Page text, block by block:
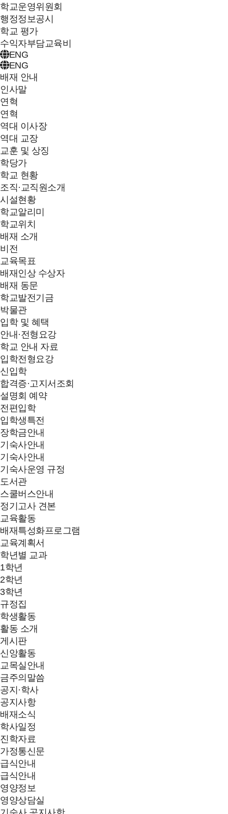
학교운영위원회
행정정보공시
학교 평가
수익자부담교육비
ENG
ENG
배재 안내
인사말
연혁
연혁
역대 이사장
역대 교장
교훈 및 상징
학당가
학교 현황
조직·교직원소개
시설현황
학교알리미
학교위치
배재 소개
비전
교육목표
배재인상 수상자
배재 동문
학교발전기금
박물관
입학 및 혜택
안내·전형요강
학교 안내 자료
입학전형요강
신입학
합격증·고지서조회
설명회 예약
전편입학
입학생특전
장학금안내
기숙사안내
기숙사안내
기숙사운영 규정
도서관
스쿨버스안내
정기고사 견본
교육활동
배재특성화프로그램
교육계획서
학년별 교과
1학년
2학년
3학년
규정집
학생활동
활동 소개
게시판
신앙활동
교목실안내
금주의말씀
공지·학사
공지사항
배재소식
학사일정
진학자료
가정통신문
급식안내
급식안내
영양정보
영양상담실